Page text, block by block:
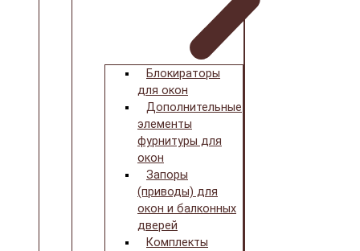
Блокираторы
для окон
Дополнительные
элементы
фурнитуры для
окон
Запоры
(приводы) для
окон и балконных
дверей
Комплекты